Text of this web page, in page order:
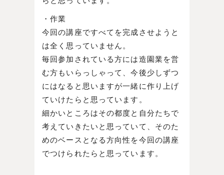
・作業
今回の講座ですべてを完成させようと
は全く思っていません。
毎回参加されている方には造園業を営
む方もいらっしゃって、今後少しずつ
にはなると思いますが一緒に作り上げ
ていけたらと思っています。
細かいところはその都度と自分たちで
考えていきたいと思っていて、そのた
めのベースとなる方向性を今回の講座
でつけられたらと思っています。